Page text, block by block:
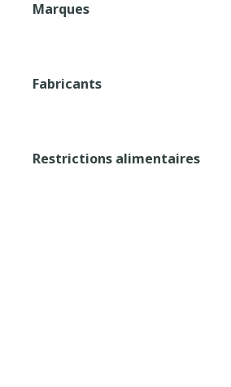
Marques
Fabricants
Restrictions alimentaires